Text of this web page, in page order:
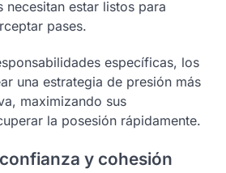
necesitan estar listos para
pases.
específicas, los
una estrategia de presión más
maximizando sus
la posesión rápidamente.
y cohesión